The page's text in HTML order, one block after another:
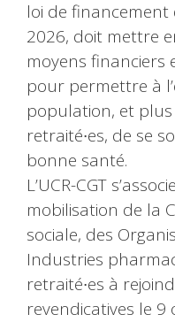
loi de financement
2026, doit mettre
moyens financiers
pour permettre à
population, et
retraité∙es, de se
bonne santé.
L’UCR-CGT
mobilisation de la
sociale, des
Industries
retraité∙es à
revendicatives le 9